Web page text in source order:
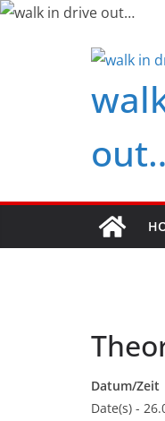
Zum
Datum/Zeit
Date(s) -